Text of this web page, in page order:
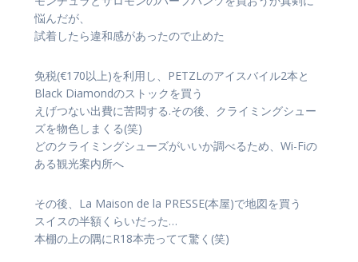
悩んだが、
試着したら違和感があったので止めた
免税(€170以上)を利用し、PETZLのアイスバイル2本と
Black Diamondのストックを買う
えげつない出費に苦悶する.その後、クライミングシュー
ズを物色しまくる(笑)
どのクライミングシューズがいいか調べるため、Wi-Fiの
ある観光案内所へ
その後、La Maison de la PRESSE(本屋)で地図を買う
スイスの半額くらいだった…
本棚の上の隅にR18本売ってて驚く(笑)